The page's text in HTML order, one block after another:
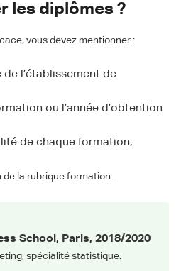
les diplômes ?
vous devez mentionner :
de l’établissement de
ou l’année d’obtention
de chaque formation,
de la rubrique formation.
School, Paris, 2018/2020
spécialité statistique.